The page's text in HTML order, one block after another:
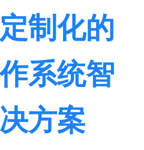
制化的
系统智
方案